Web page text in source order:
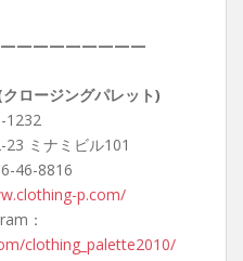
ロージングパレット)
1232
ミナミビル101
46-8816
p.com/
：
clothing_palette2010/